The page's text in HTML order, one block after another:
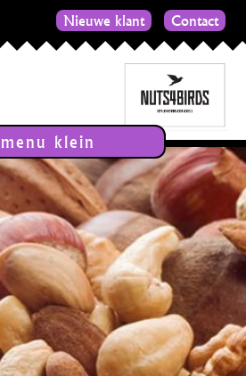
Nieuwe klant Contact
menu klein